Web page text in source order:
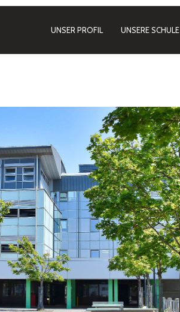
UNSER PROFIL UNSERE SCHULE